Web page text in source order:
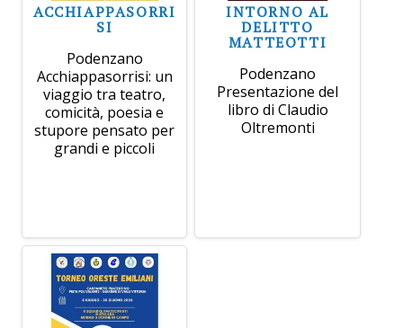
ACCHIAPPASORRI
SI
Podenzano
Acchiappasorrisi: un
viaggio tra teatro,
comicità, poesia e
stupore pensato per
grandi e piccoli
INTORNO AL
DELITTO
MATTEOTTI
Podenzano
Presentazione del
libro di Claudio
Oltremonti